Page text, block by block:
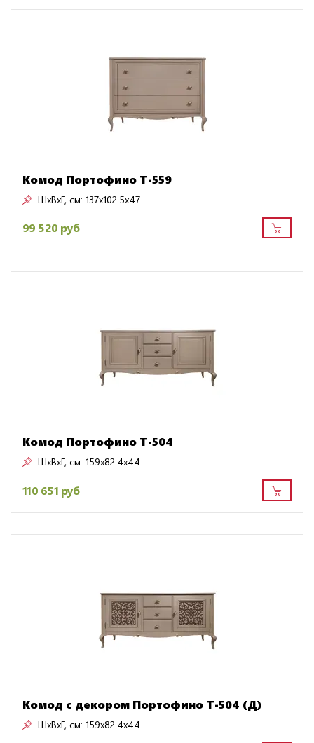
Комод Портофино Т-559
ШxВxГ, см: 137x102.5x47
99 520 руб
Комод Портофино Т-504
ШxВxГ, см: 159x82.4x44
110 651 руб
Комод с декором Портофино Т-504 (Д)
ШxВxГ, см: 159x82.4x44